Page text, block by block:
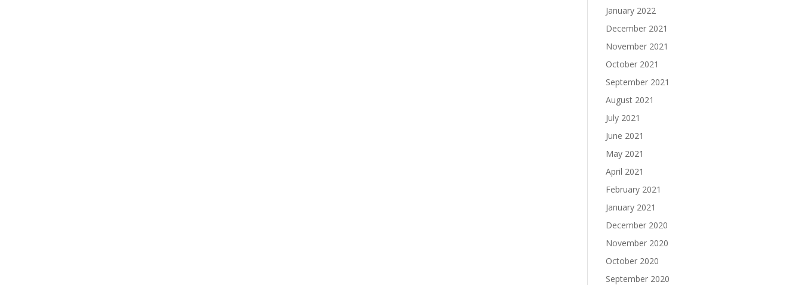
January 2022
December 2021
November 2021
October 2021
September 2021
August 2021
July 2021
June 2021
May 2021
April 2021
February 2021
January 2021
December 2020
November 2020
October 2020
September 2020